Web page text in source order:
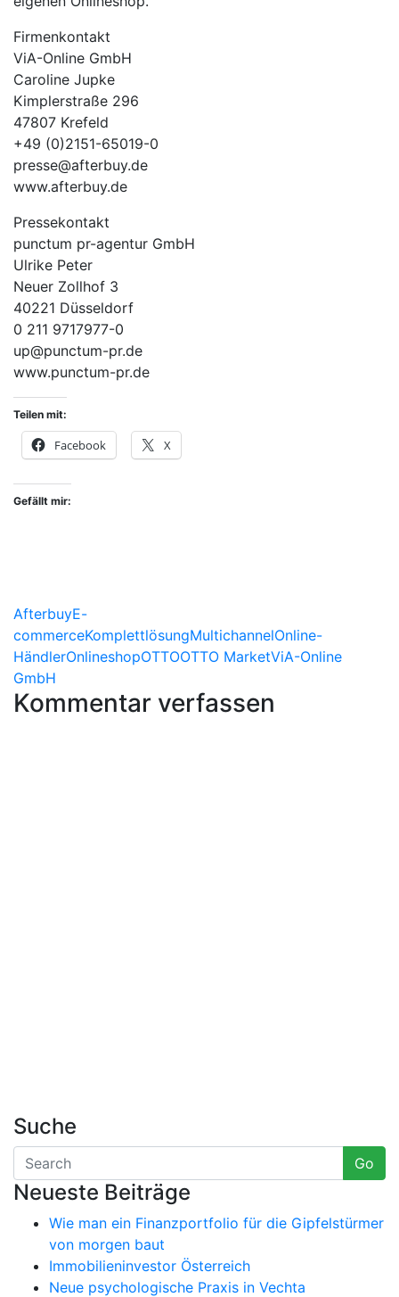
Firmenkontakt
ViA-Online GmbH
Caroline Jupke
Kimplerstraße 296
47807 Krefeld
+49 (0)2151-65019-0
presse@afterbuy.de
www.afterbuy.de
Pressekontakt
punctum pr-agentur GmbH
Ulrike Peter
Neuer Zollhof 3
40221 Düsseldorf
0 211 9717977-0
up@punctum-pr.de
www.punctum-pr.de
Teilen mit:
Facebook X
Gefällt mir:
AfterbuyE-
commerceKomplettlösungMultichannelOnline-
HändlerOnlineshopOTTOOTTO MarketViA-Online
GmbH
Kommentar verfassen
Suche
Go
Neueste Beiträge
Wie man ein Finanzportfolio für die Gipfelstürmer
von morgen baut
Immobilieninvestor Österreich
Neue psychologische Praxis in Vechta